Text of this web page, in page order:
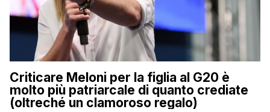
Criticare Meloni per la figlia al G20 è
molto più patriarcale di quanto crediate
(oltreché un clamoroso regalo)